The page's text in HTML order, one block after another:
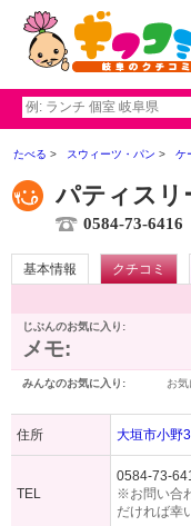
たべる スウィーツ・パン ケ
パティスリ
0584-73-6416
基本情報 クチコミ
じぶんのお気に入り:
メモ:
みんなのお気に入り: お気
住所 大垣市小野
TEL
0584-73-
※お問い合
だければ幸